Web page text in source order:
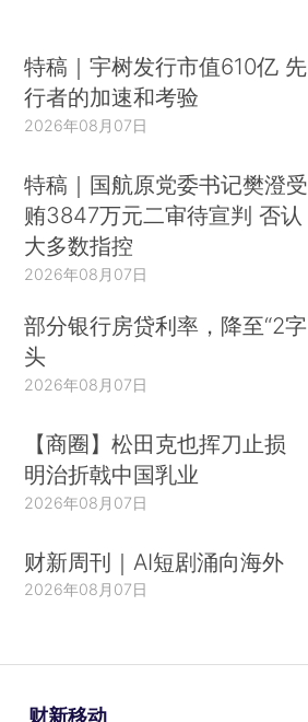
特稿｜宇树发行市值610亿 先
行者的加速和考验
2026年08月07日
特稿｜国航原党委书记樊澄受
贿3847万元二审待宣判 否认
大多数指控
2026年08月07日
部分银行房贷利率，降至“2字
头
2026年08月07日
【商圈】松田克也挥刀止损
明治折戟中国乳业
2026年08月07日
财新周刊｜AI短剧涌向海外
2026年08月07日
财新移动